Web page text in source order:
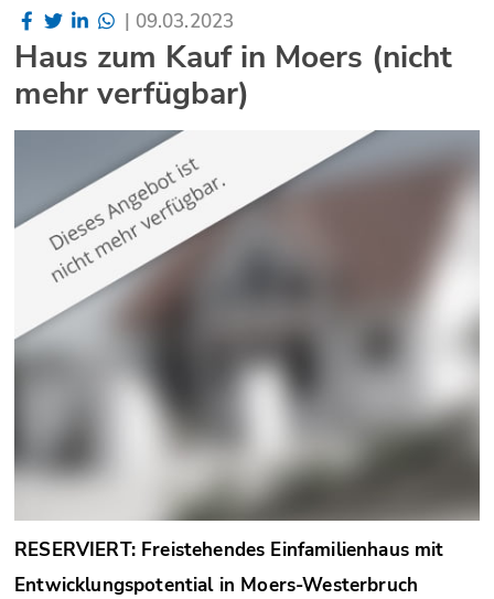
| 09.03.2023
Haus zum Kauf in Moers (nicht
mehr verfügbar)
RESERVIERT: Freistehendes Einfamilienhaus mit
Entwicklungspotential in Moers-Westerbruch